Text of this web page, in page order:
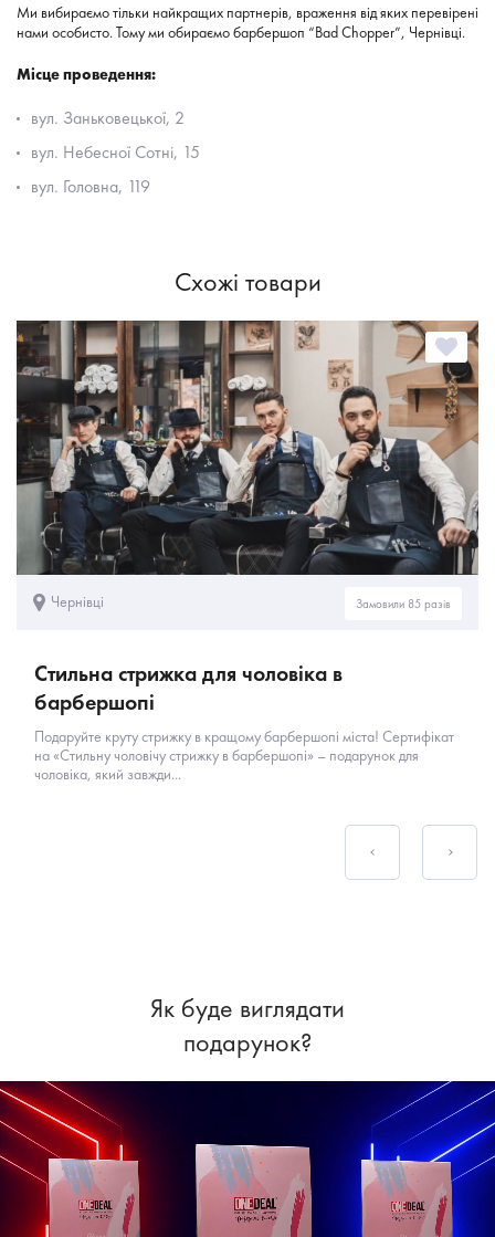
Ми вибираємо тільки найкращих партнерів, враження від яких перевірені
нами особисто. Тому ми обираємо барбершоп “Bad Chopper”, Чернівці.
Місце проведення:
вул. Заньковецької, 2
вул. Небесної Сотні, 15
вул. Головна, 119
Схожі товари
Чернівці Замовили 85 разів
Стильна стрижка для чоловіка в
барбершопі
Подаруйте круту стрижку в кращому барбершопі міста! Сертифікат
на «Стильну чоловічу стрижку в барбершопі» – подарунок для
чоловіка, який завжди...
Як буде виглядати
подарунок?